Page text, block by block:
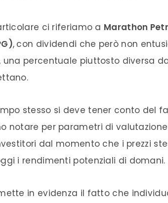
ci riferiamo a Marathon
, con dividendi che però non
una percentuale piuttosto diversa
stesso si deve tener conto del
notare per parametri di
dal momento che i prezzi
i rendimenti potenziali di domani.
in evidenza il fatto che